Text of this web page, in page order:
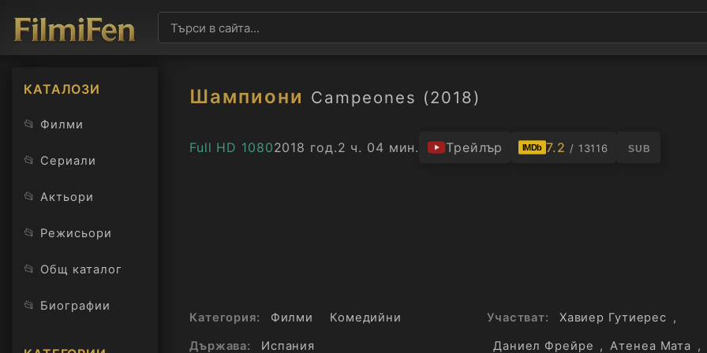
КАТАЛОЗИ
📂 Филми
📂 Сериали
📂 Актьори
📂 Режисьори
📂 Общ каталог
📂 Биографии
Шампиони Campeones (2018)
Full HD 10802018 год.2 ч. 04 мин. Трейлър IMDb 7.2 / 13116 SUB
Категория: Филми
Комедийни
Държава:
Испания
Участват: Хавиер Гутиерес ,
Даниел Фрейре , Атенеа Мата ,